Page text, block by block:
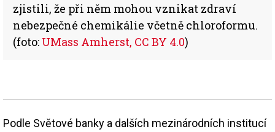
zjistili, že při něm mohou vznikat zdraví
nebezpečné chemikálie včetně chloroformu.
(foto: UMass Amherst, CC BY 4.0)
Podle Světové banky a dalších mezinárodních institucí